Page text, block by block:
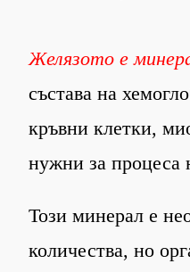
Желязото е
състава на
кръвни клетки,
нужни за процеса
Този минерал е
количества, но